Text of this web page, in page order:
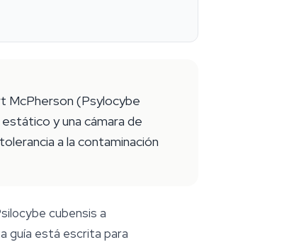
McPherson (Psylocybe
y una cámara de
a la contaminación
cubensis a
guía está escrita para